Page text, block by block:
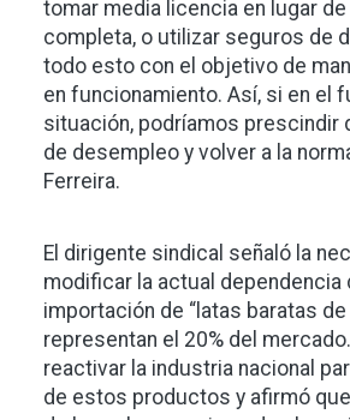
tomar media licencia en lugar
completa, o utilizar seguros de
todo esto con el objetivo de
en funcionamiento. Así, si en el
situación, podríamos prescindir
de desempleo y volver a la
Ferreira.
El dirigente sindical señaló la
modificar la actual dependencia
importación de “latas baratas de
representan el 20% del
reactivar la industria nacional
de estos productos y afirmó